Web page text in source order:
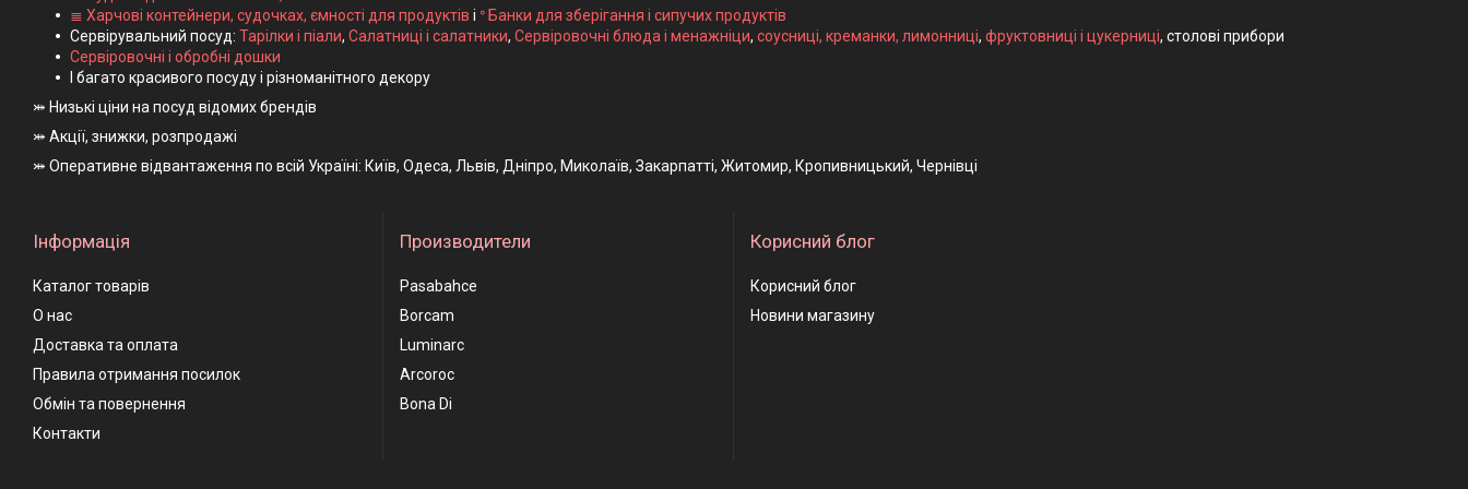
≣ Харчові контейнери, судочках, ємності для продуктів і ᐤ Банки для зберігання і сипучих продуктів
Сервірувальний посуд: Тарілки і піали, Салатниці і салатники, Сервіровочні блюда і менажніци, соусниці, креманки, лимонниці, фруктовниці і цукерниці, столові прибори
Сервіровочні і обробні дошки
І багато красивого посуду і різноманітного декору
⤗ Низькі ціни на посуд відомих брендів
⤗ Акції, знижки, розпродажі
⤗ Оперативне відвантаження по всій Україні: Київ, Одеса, Львів, Дніпро, Миколаїв, Закарпатті, Житомир, Кропивницький, Чернівці
Інформація
Каталог товарів
О нас
Доставка та оплата
Правила отримання посилок
Обмін та повернення
Контакти
Производители
Pasabahce
Borcam
Luminarc
Arcoroc
Bona Di
Корисний блог
Корисний блог
Новини магазину